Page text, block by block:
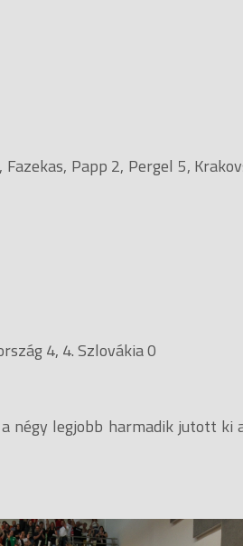
Papp 2, Pergel 5,
4, 4. Szlovákia 0
négy legjobb harmadik jutott ki